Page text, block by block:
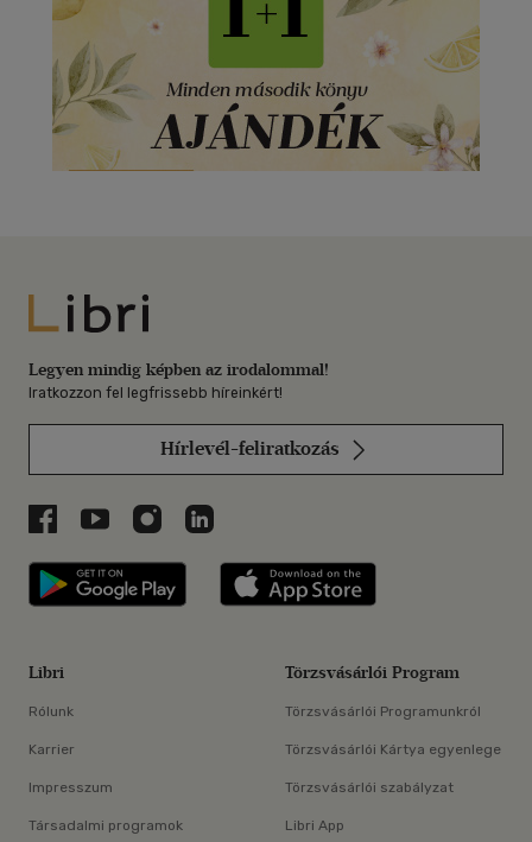
Libri
Legyen mindig képben az irodalommal!
Iratkozzon fel legfrissebb híreinkért!
Hírlevél-feliratkozás
Libri a Facebookon
Libri a Youtube-on
Libri az Instagramon
Libri a LinkedInen
Libri applikáció Szerezd meg: Google
Libri
Rólunk
Karrier
Impresszum
Társadalmi programok
Törzsvásárlói Program
Törzsvásárlói Programunkról
Törzsvásárlói Kártya egyenlege
Törzsvásárlói szabályzat
Libri App